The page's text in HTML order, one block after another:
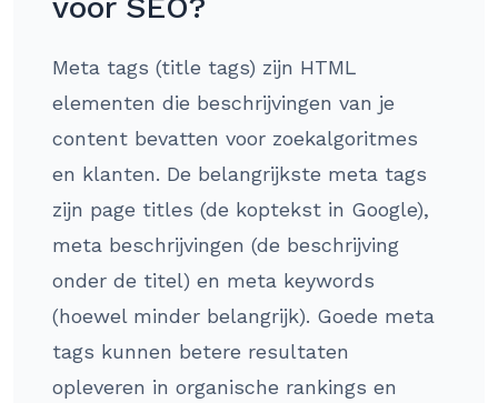
Meta tags (title tags) zijn HTML
elementen die beschrijvingen van je
content bevatten voor zoekalgoritmes
en klanten. De belangrijkste meta tags
zijn page titles (de koptekst in Google),
meta beschrijvingen (de beschrijving
onder de titel) en meta keywords
(hoewel minder belangrijk). Goede meta
tags kunnen betere resultaten
opleveren in organische rankings en